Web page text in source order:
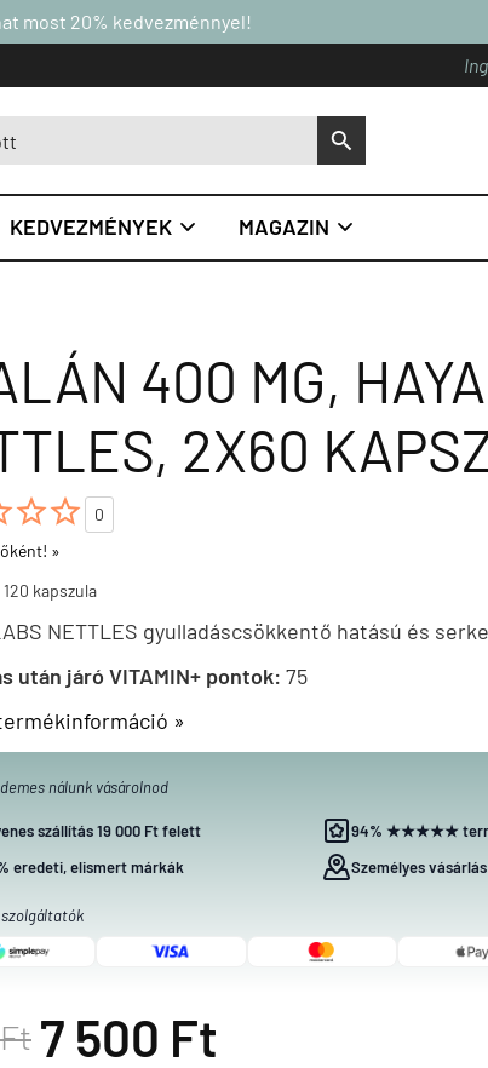
most 20% kedvezménnyel!
S
KEDVEZMÉNYEK  MAGAZIN 
400 MG,
2X60

0
»
120 kapszula
NETTLES gyulladáscsökkentő hatású és
után járó VITAMIN+ pontok: 75
»
nálunk vásárolnod
szállítás 19 000 Ft felett
94% ★★★★★
eredeti, elismert márkák
Személyes
7 500 Ft